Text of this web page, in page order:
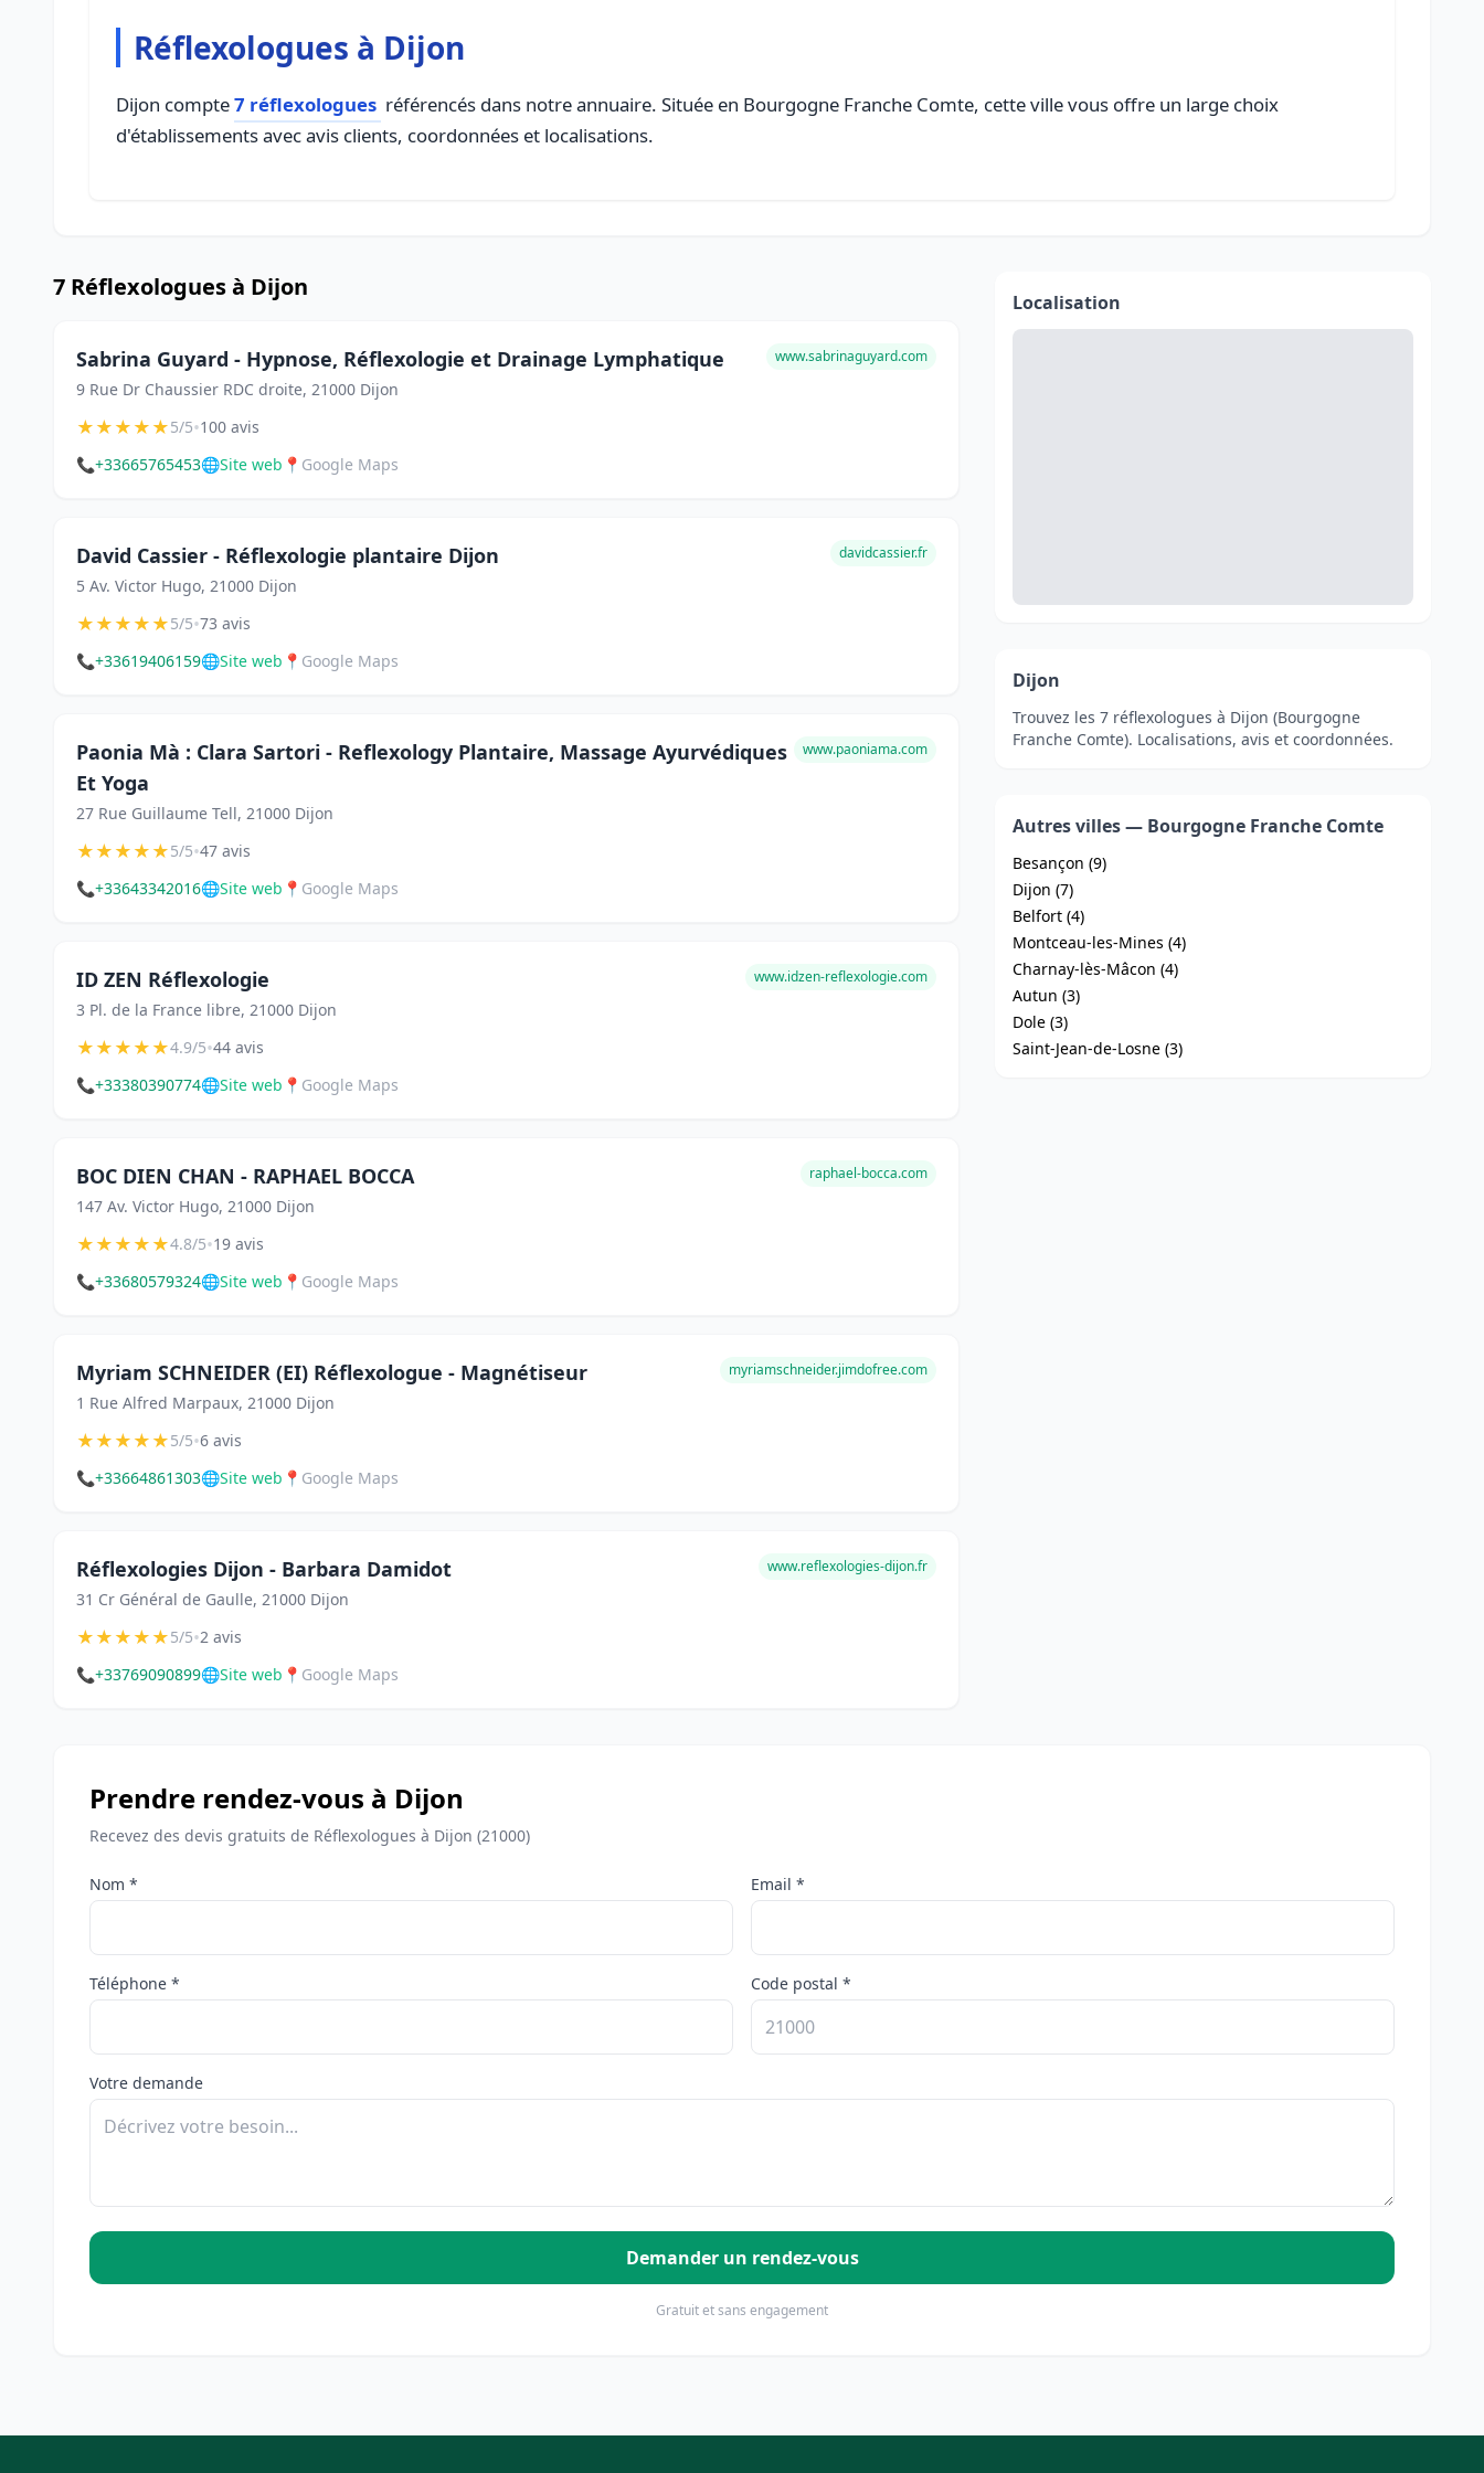
Réflexologues à Dijon
Dijon compte7 réflexologues référencés dans notre annuaire. Située en Bourgogne Franche Comte, cette ville vous offre un large choix
d'établissements avec avis clients, coordonnées et localisations.
7 Réflexologues à Dijon
Sabrina Guyard - Hypnose, Réflexologie et Drainage Lymphatique
9 Rue Dr Chaussier RDC droite, 21000 Dijon
www.sabrinaguyard.com
★★★★★5/5•100 avis
📞+33665765453🌐Site web 📍 Google Maps
David Cassier - Réflexologie plantaire Dijon
5 Av. Victor Hugo, 21000 Dijon
davidcassier.fr
★★★★★5/5•73 avis
📞+33619406159🌐Site web 📍 Google Maps
Paonia Mà : Clara Sartori - Reflexology Plantaire, Massage Ayurvédiques
Et Yoga
27 Rue Guillaume Tell, 21000 Dijon
www.paoniama.com
★★★★★5/5•47 avis
📞+33643342016🌐Site web 📍 Google Maps
ID ZEN Réflexologie
3 Pl. de la France libre, 21000 Dijon
www.idzen-reflexologie.com
★★★★★4.9/5•44 avis
📞+33380390774🌐Site web 📍 Google Maps
BOC DIEN CHAN - RAPHAEL BOCCA
147 Av. Victor Hugo, 21000 Dijon
raphael-bocca.com
★★★★★4.8/5•19 avis
📞+33680579324🌐Site web 📍 Google Maps
Myriam SCHNEIDER (EI) Réflexologue - Magnétiseur
1 Rue Alfred Marpaux, 21000 Dijon
myriamschneider.jimdofree.com
★★★★★5/5•6 avis
📞+33664861303🌐Site web 📍 Google Maps
Réflexologies Dijon - Barbara Damidot
31 Cr Général de Gaulle, 21000 Dijon
www.reflexologies-dijon.fr
★★★★★5/5•2 avis
📞+33769090899🌐Site web 📍 Google Maps
Localisation
Dijon
Trouvez les 7 réflexologues à Dijon (Bourgogne
Franche Comte). Localisations, avis et coordonnées.
Autres villes — Bourgogne Franche Comte
Besançon (9)
Dijon (7)
Belfort (4)
Montceau-les-Mines (4)
Charnay-lès-Mâcon (4)
Autun (3)
Dole (3)
Saint-Jean-de-Losne (3)
Prendre rendez-vous à Dijon
Recevez des devis gratuits de Réflexologues à Dijon (21000)
Nom * Email *
Téléphone * Code postal *
Votre demande
Demander un rendez-vous
Gratuit et sans engagement